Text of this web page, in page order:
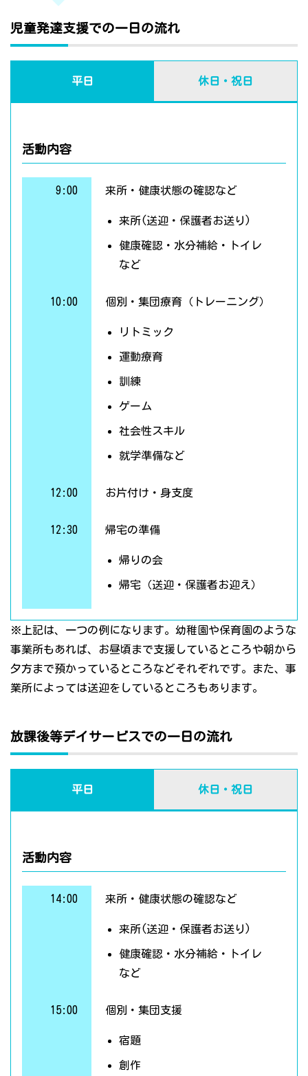
児童発達支援での一日の流れ
平日 休日・祝日
活動内容
9:00 来所・健康状態の確認など
来所(送迎・保護者お送り)
健康確認・水分補給・トイレ
など
10:00 個別・集団療育（トレーニング）
リトミック
運動療育
訓練
ゲーム
社会性スキル
就学準備など
12:00 お片付け・身支度
12:30 帰宅の準備
帰りの会
帰宅（送迎・保護者お迎え）
※上記は、一つの例になります。幼稚園や保育園のような
事業所もあれば、お昼頃まで支援しているところや朝から
夕方まで預かっているところなどそれぞれです。また、事
業所によっては送迎をしているところもあります。
放課後等デイサービスでの一日の流れ
平日 休日・祝日
活動内容
14:00 来所・健康状態の確認など
来所(送迎・保護者お送り)
健康確認・水分補給・トイレ
など
15:00 個別・集団支援
宿題
創作